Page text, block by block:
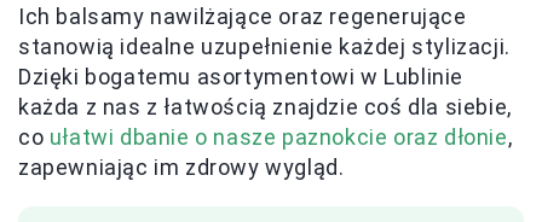
Ich balsamy nawilżające oraz regenerujące
stanowią idealne uzupełnienie każdej stylizacji.
Dzięki bogatemu asortymentowi w Lublinie
każda z nas z łatwością znajdzie coś dla siebie,
co ułatwi dbanie o nasze paznokcie oraz dłonie,
zapewniając im zdrowy wygląd.